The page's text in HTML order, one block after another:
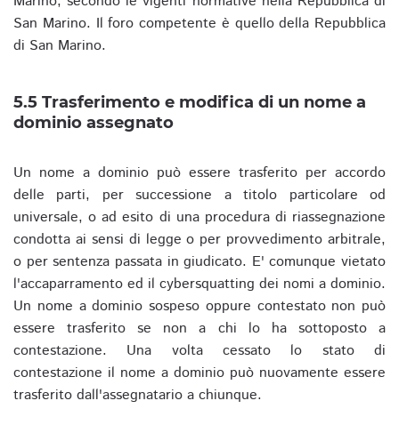
San Marino. Il foro competente è quello della Repubblica
di San Marino.
5.5 Trasferimento e modifica di un nome a
dominio assegnato
Un nome a dominio può essere trasferito per accordo
delle parti, per successione a titolo particolare od
universale, o ad esito di una procedura di riassegnazione
condotta ai sensi di legge o per provvedimento arbitrale,
o per sentenza passata in giudicato. E' comunque vietato
l'accaparramento ed il cybersquatting dei nomi a dominio.
Un nome a dominio sospeso oppure contestato non può
essere trasferito se non a chi lo ha sottoposto a
contestazione. Una volta cessato lo stato di
contestazione il nome a dominio può nuovamente essere
trasferito dall'assegnatario a chiunque.